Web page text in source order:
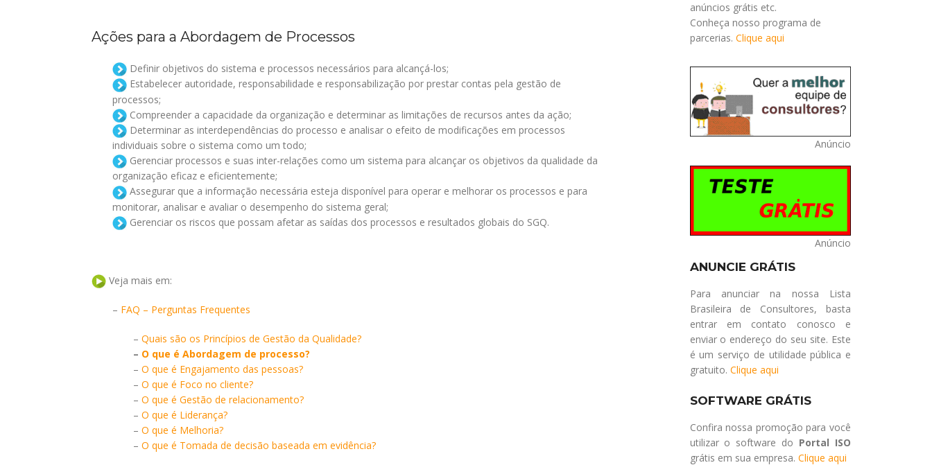
Ações para a Abordagem de Processos
Definir objetivos do sistema e processos necessários para alcançá-los;
Estabelecer autoridade, responsabilidade e responsabilização por prestar contas pela gestão de
processos;
Compreender a capacidade da organização e determinar as limitações de recursos antes da ação;
Determinar as interdependências do processo e analisar o efeito de modificações em processos
individuais sobre o sistema como um todo;
Gerenciar processos e suas inter-relações como um sistema para alcançar os objetivos da qualidade da
organização eficaz e eficientemente;
Assegurar que a informação necessária esteja disponível para operar e melhorar os processos e para
monitorar, analisar e avaliar o desempenho do sistema geral;
Gerenciar os riscos que possam afetar as saídas dos processos e resultados globais do SGQ.
Veja mais em:
– FAQ – Perguntas Frequentes
– Quais são os Princípios de Gestão da Qualidade?
– O que é Abordagem de processo?
– O que é Engajamento das pessoas?
– O que é Foco no cliente?
– O que é Gestão de relacionamento?
– O que é Liderança?
– O que é Melhoria?
– O que é Tomada de decisão baseada em evidência?
anúncios grátis etc.
Conheça nosso programa de
parcerias. Clique aqui
Anúncio
Anúncio
ANUNCIE GRÁTIS
Para anunciar na nossa Lista
Brasileira de Consultores, basta
entrar em contato conosco e
enviar o endereço do seu site. Este
é um serviço de utilidade pública e
gratuito. Clique aqui
SOFTWARE GRÁTIS
Confira nossa promoção para você
utilizar o software do Portal ISO
grátis em sua empresa. Clique aqui